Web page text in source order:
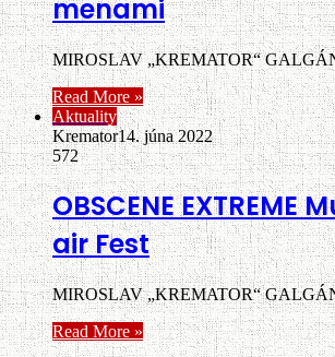
menami
MIROSLAV „KREMATOR“
Read More »
Aktuality
Kremator14. júna 2022
572
OBSCENE EXTREME
air Fest
MIROSLAV „KREMATOR“
Read More »